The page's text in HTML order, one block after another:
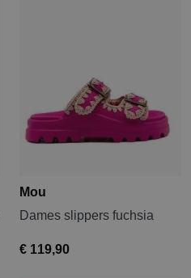
Mou
Dames slippers fuchsia
€ 119,90